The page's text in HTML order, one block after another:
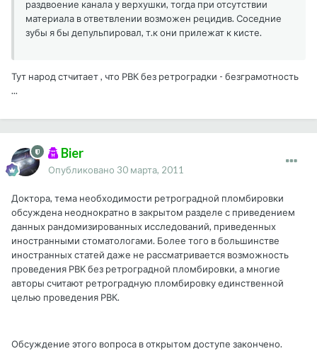
раздвоение канала у верхушки, тогда при отсутствии
материала в ответвлении возможен рецидив. Соседние
зубы я бы депульпировал, т.к они прилежат к кисте.
Тут народ стчитает , что РВК без ретроградки - безграмотность
...
Bier
Опубликовано 30 марта, 2011
Доктора, тема необходимости ретроградной пломбировки
обсуждена неоднократно в закрытом разделе с приведением
данных рандомизированных исследований, приведенных
иностранными стоматологами. Более того в большинстве
иностранных статей даже не рассматривается возможность
проведения РВК без ретроградной пломбировки, а многие
авторы считают ретроградную пломбировку единственной
целью проведения РВК.
Обсуждение этого вопроса в открытом доступе закончено.